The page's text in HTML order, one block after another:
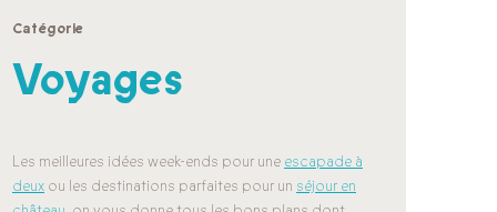
Catégorie
Voyages
Les meilleures idées week-ends pour une escapade à
deux ou les destinations parfaites pour un séjour en